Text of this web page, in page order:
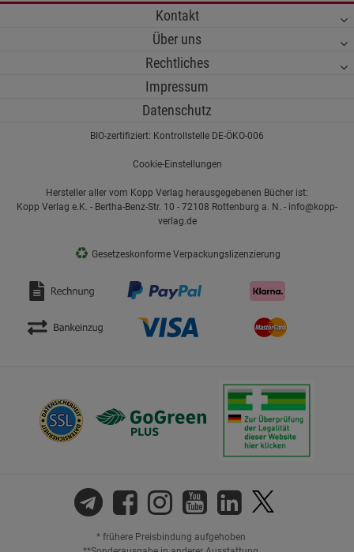
Kontakt
Über uns
Rechtliches
Impressum
Datenschutz
BIO-zertifiziert: Kontrollstelle DE-ÖKO-006
Cookie-Einstellungen
Hersteller aller vom Kopp Verlag herausgegebenen Bücher ist:
Kopp Verlag e.K. - Bertha-Benz-Str. 10 - 72108 Rottenburg a. N. - info@kopp-
verlag.de
♻ Gesetzeskonforme Verpackungslizenzierung
* frühere Preisbindung aufgehoben